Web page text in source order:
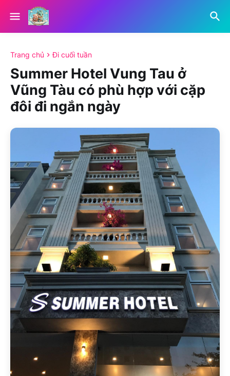
Trang chủ Đi cuối tuần
Summer Hotel Vung Tau ở
Vũng Tàu có phù hợp với cặp
đôi đi ngắn ngày